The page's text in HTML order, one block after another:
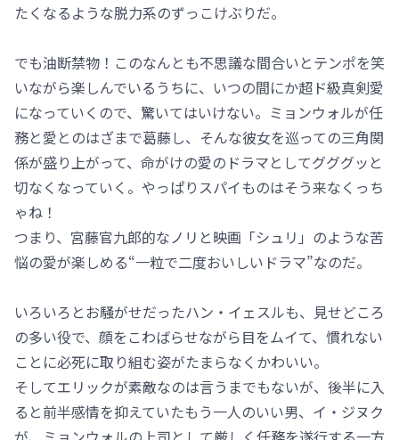
たくなるような脱力系のずっこけぶりだ。
でも油断禁物！このなんとも不思議な間合いとテンポを笑
いながら楽しんでいるうちに、いつの間にか超ド級真剣愛
になっていくので、驚いてはいけない。ミョンウォルが任
務と愛とのはざまで葛藤し、そんな彼女を巡っての三角関
係が盛り上がって、命がけの愛のドラマとしてグググッと
切なくなっていく。やっぱりスパイものはそう来なくっち
ゃね！
つまり、宮藤官九郎的なノリと映画「シュリ」のような苦
悩の愛が楽しめる“一粒で二度おいしいドラマ”なのだ。
いろいろとお騒がせだったハン・イェスルも、見せどころ
の多い役で、顔をこわばらせながら目をムイて、慣れない
ことに必死に取り組む姿がたまらなくかわいい。
そしてエリックが素敵なのは言うまでもないが、後半に入
ると前半感情を抑えていたもう一人のいい男、イ・ジヌク